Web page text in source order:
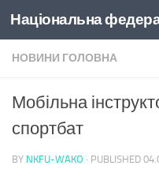
Skip to content
НОВИНИ ГОЛОВНА
Мобільна
спортбат
BY NKFU-WAKO · PUBLISHED